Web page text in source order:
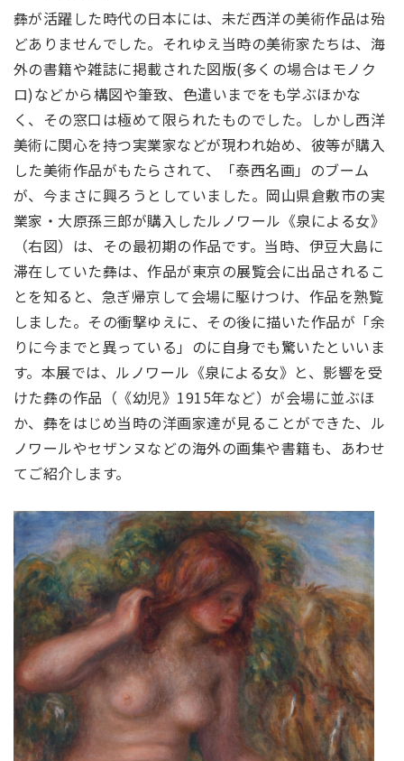
彝が活躍した時代の日本には、未だ西洋の美術作品は殆
どありませんでした。それゆえ当時の美術家たちは、海
外の書籍や雑誌に掲載された図版(多くの場合はモノク
ロ)などから構図や筆致、色遣いまでをも学ぶほかな
く、その窓口は極めて限られたものでした。しかし西洋
美術に関心を持つ実業家などが現われ始め、彼等が購入
した美術作品がもたらされて、「泰西名画」のブーム
が、今まさに興ろうとしていました。岡山県倉敷市の実
業家・大原孫三郎が購入したルノワール《泉による女》
（右図）は、その最初期の作品です。当時、伊豆大島に
滞在していた彝は、作品が東京の展覧会に出品されるこ
とを知ると、急ぎ帰京して会場に駆けつけ、作品を熟覧
しました。その衝撃ゆえに、その後に描いた作品が「余
りに今までと異っている」のに自身でも驚いたといいま
す。本展では、ルノワール《泉による女》と、影響を受
けた彝の作品（《幼児》1915年など）が会場に並ぶほ
か、彝をはじめ当時の洋画家達が見ることができた、ル
ノワールやセザンヌなどの海外の画集や書籍も、あわせ
てご紹介します。